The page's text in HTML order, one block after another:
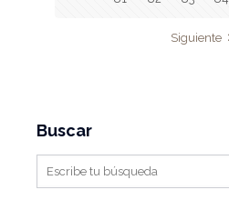
Siguiente
Buscar